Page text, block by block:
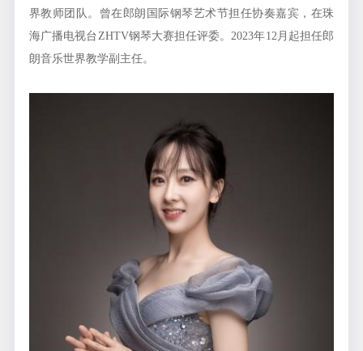
界教师团队。曾在郎朗国际钢琴艺术节担任协奏嘉宾，在珠
海广播电视台ZHTV钢琴大赛担任评委。2023年12月起担任郎
朗音乐世界教学副主任。